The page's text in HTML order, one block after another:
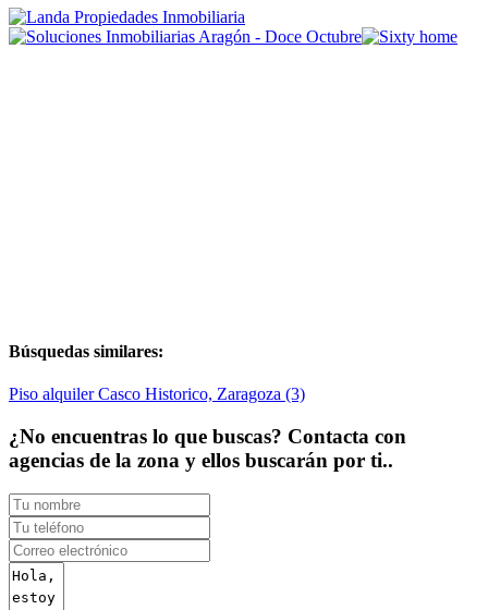
Búsquedas similares:
Piso alquiler Casco Historico, Zaragoza (3)
¿No encuentras lo que buscas? Contacta con
agencias de la zona y ellos buscarán por ti..